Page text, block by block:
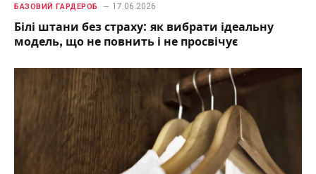
БАЗОВИЙ ГАРДЕРОБ 17.06.2026
Білі штани без страху: як вибрати ідеальну
модель, що не повнить і не просвічує